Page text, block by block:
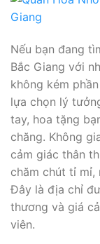
Nếu bạn đang
Bắc Giang với
không kém
lựa chọn lý
tay, hoa tặng
chăng. Không
cảm giác thân
chăm chút tỉ mỉ,
Đây là địa chỉ
thương và giá
viên.